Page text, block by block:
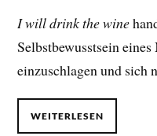
I will drink the wine
Selbstbewusstsein
einzuschlagen und sich
WEITERLESEN